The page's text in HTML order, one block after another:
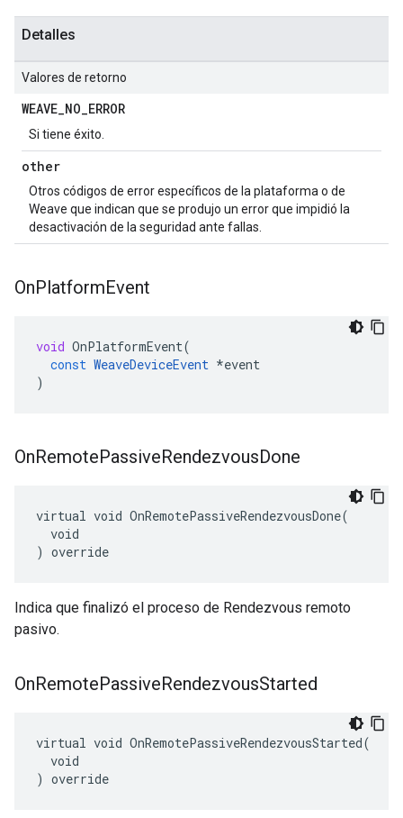
Detalles
Valores de retorno
WEAVE_NO_ERROR
Si tiene éxito.
other
Otros códigos de error específicos de la plataforma o de
Weave que indican que se produjo un error que impidió la
desactivación de la seguridad ante fallas.
OnPlatformEvent
void OnPlatformEvent(
const WeaveDeviceEvent *event
)
OnRemotePassiveRendezvousDone
virtual void OnRemotePassiveRendezvousDone(
  void
) override
Indica que finalizó el proceso de Rendezvous remoto
pasivo.
OnRemotePassiveRendezvousStarted
virtual void OnRemotePassiveRendezvousStarted(
  void
) override